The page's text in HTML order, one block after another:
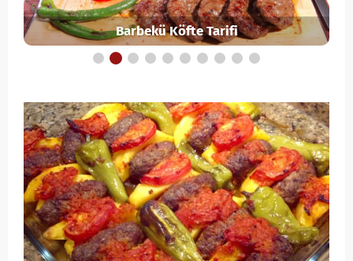
Barbekü Köfte Tarifi